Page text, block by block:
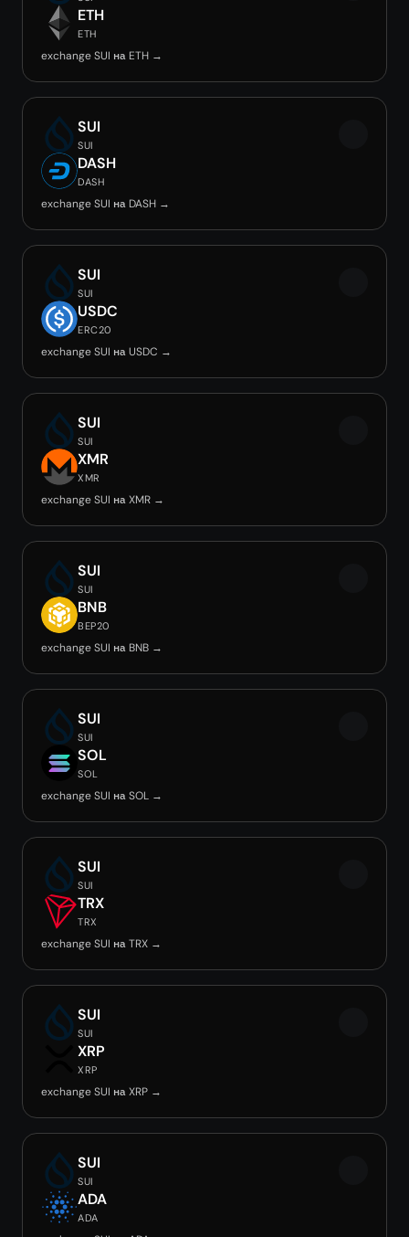
ETH
ETH
exchange SUI на ETH →
SUI
SUI
DASH
DASH
exchange SUI на DASH →
SUI
SUI
USDC
ERC20
exchange SUI на USDC →
SUI
SUI
XMR
XMR
exchange SUI на XMR →
SUI
SUI
BNB
BEP20
exchange SUI на BNB →
SUI
SUI
SOL
SOL
exchange SUI на SOL →
SUI
SUI
TRX
TRX
exchange SUI на TRX →
SUI
SUI
XRP
XRP
exchange SUI на XRP →
SUI
SUI
ADA
ADA